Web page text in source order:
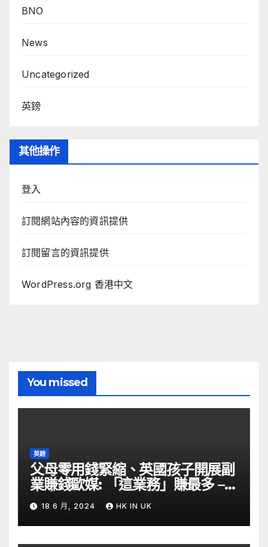
BNO
News
Uncategorized
英鎊
其他操作
登入
訂閱網站內容的資訊提供
訂閱留言的資訊提供
WordPress.org 香港中文
You missed
英鎊
父母零用錢緊縮、英國孩子開展副
業賺錢歐媒: 「這業務」賺最多 –
自由財經
18 6 月, 2024 HK IN UK